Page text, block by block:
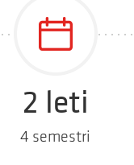
2 leti
4 semestri